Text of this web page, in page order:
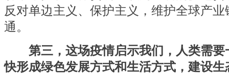
反对单边主义、保护主义，维护全球产
通。
第三，这场疫情启示我们，人类需
快形成绿色发展方式和生活方式，建设